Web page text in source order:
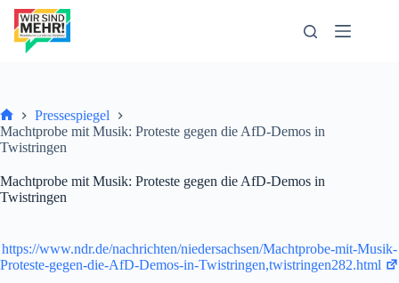
Zum
Inhalt
springen
Start
Pressespiegel
Machtprobe mit Musik: Proteste gegen die AfD-Demos in
Twistringen
Machtprobe mit Musik: Proteste gegen die AfD-Demos in
Twistringen
https://www.ndr.de/nachrichten/niedersachsen/Machtprobe-mit-Musik-
Proteste-gegen-die-AfD-Demos-in-Twistringen,twistringen282.html